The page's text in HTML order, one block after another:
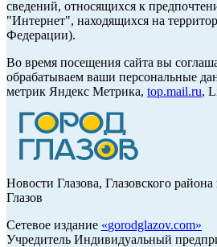
сведений, относящихся к
"Интернет", находящихся на
Федерации).
Во время посещения сайта вы
обрабатываем ваши персональные
метрик Яндекс Метрика, top.mail.ru,
Новости Глазова, Глазовского
Глазов
Сетевое издание «gorodglazov.com»
Учредитель Индивидуальный